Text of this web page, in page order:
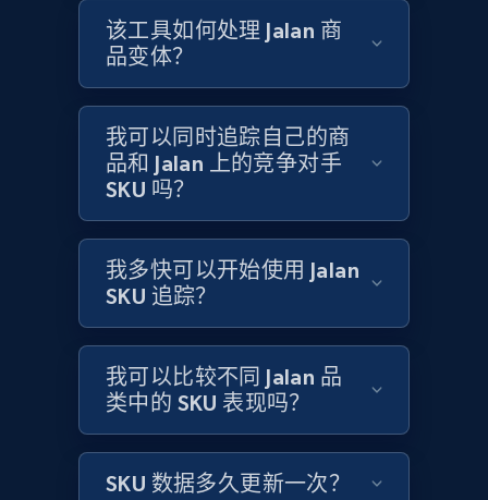
price, Currency, Availability, Reviews count, and
2.1K+ 375+ 立即开始
products by specific category URL
Title, Seller name, Brand, Description, Initial
price, Currency, Availability, Reviews count, and
more.
2.1K+ 375+ 立即开始
Amazon products global dataset -
该工具如何处理 Jalan 商
品变体？
我可以同时追踪自己的商
品和 Jalan 上的竞争对手
SKU 吗？
我多快可以开始使用 Jalan
SKU 追踪？
我可以比较不同 Jalan 品
类中的 SKU 表现吗？
SKU 数据多久更新一次？